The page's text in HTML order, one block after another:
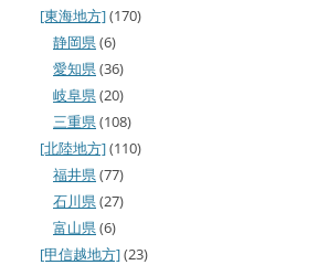
[東海地方](170)
静岡県(6)
愛知県(36)
岐阜県(20)
三重県(108)
[北陸地方](110)
福井県(77)
石川県(27)
富山県(6)
[甲信越地方](23)